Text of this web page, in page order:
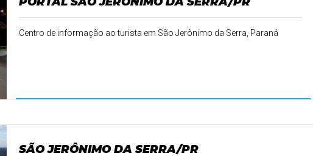
Centro de informação ao turista em São Jerônimo da Serra, Paraná
SÃO JERÔNIMO DA SERRA/PR